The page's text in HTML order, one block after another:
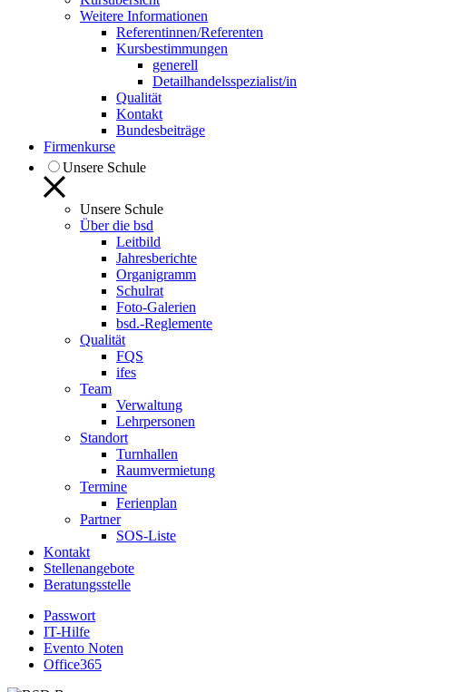
Weitere Informationen
Referentinnen/Referenten
Kursbestimmungen
generell
Detailhandelsspezialist/in
Qualität
Kontakt
Bundesbeiträge
Firmenkurse
Unsere Schule
Unsere Schule
Über die bsd
Leitbild
Jahresberichte
Organigramm
Schulrat
Foto-Galerien
bsd.-Reglemente
Qualität
FQS
ifes
Team
Verwaltung
Lehrpersonen
Standort
Turnhallen
Raumvermietung
Termine
Ferienplan
Partner
SOS-Liste
Kontakt
Stellenangebote
Beratungsstelle
Passwort
IT-Hilfe
Evento Noten
Office365